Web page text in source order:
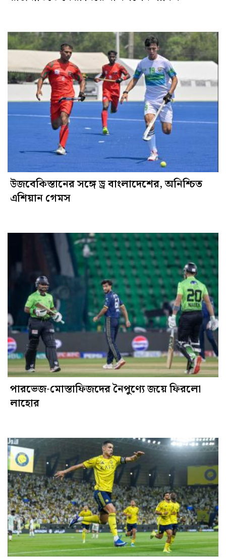
উজবেকিস্তানের সঙ্গে ড্র বাংলাদেশের, অনিশ্চিত
এশিয়ান গেমস
পারভেজ-মোস্তাফিজদের নৈপুণ্যে জয়ে ফিরলো
লাহোর